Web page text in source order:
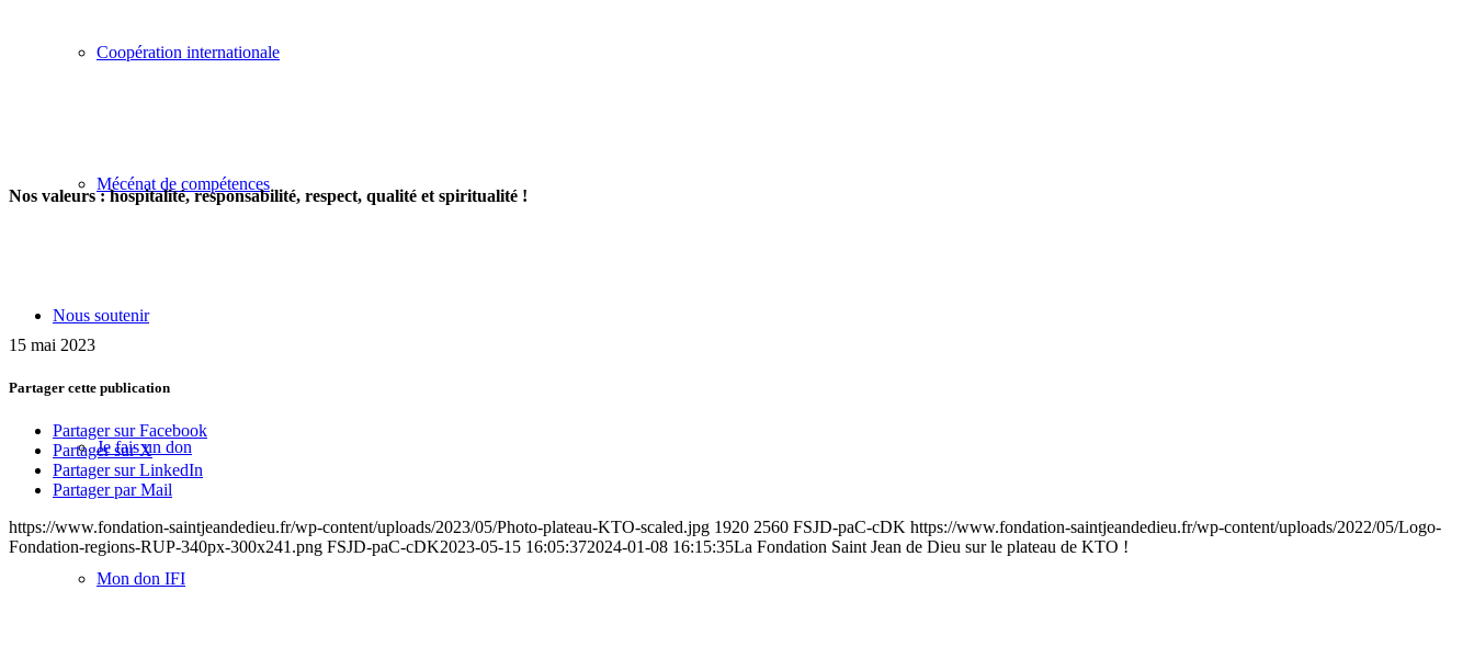
Coopération internationale
Mécénat de compétences
Nous soutenir
Je fais un don
Mon don IFI
Nos valeurs : hospitalité, responsabilité, respect, qualité et spiritualité !
15 mai 2023
Partager cette publication
Partager sur Facebook
Partager sur X
Partager sur LinkedIn
Partager par Mail
https://www.fondation-saintjeandedieu.fr/wp-content/uploads/2023/05/Photo-plateau-KTO-scaled.jpg 1920 2560 FSJD-paC-cDK https://www.fondation-saintjeandedieu.fr/wp-content/uploads/2022/05/Logo-
Fondation-regions-RUP-340px-300x241.png FSJD-paC-cDK2023-05-15 16:05:372024-01-08 16:15:35La Fondation Saint Jean de Dieu sur le plateau de KTO !